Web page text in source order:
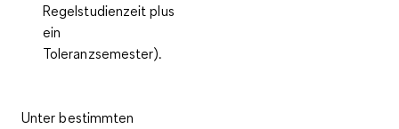
Regelstudienzeit plus
ein
Toleranzsemester).
Unter bestimmten